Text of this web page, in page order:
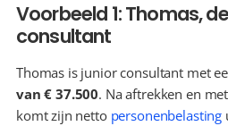
Voorbeeld 1: Thomas,
consultant
Thomas is junior consultant met
van € 37.500. Na aftrekken en
komt zijn netto personenbelasting